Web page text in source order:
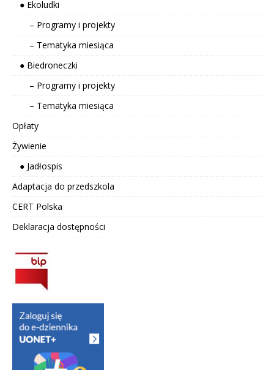
● Ekoludki
– Programy i projekty
– Tematyka miesiąca
● Biedroneczki
– Programy i projekty
– Tematyka miesiąca
Opłaty
Żywienie
● Jadłospis
Adaptacja do przedszkola
CERT Polska
Deklaracja dostępności